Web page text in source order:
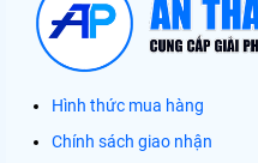
Hình thức mua hàng
Chính sách giao nhận